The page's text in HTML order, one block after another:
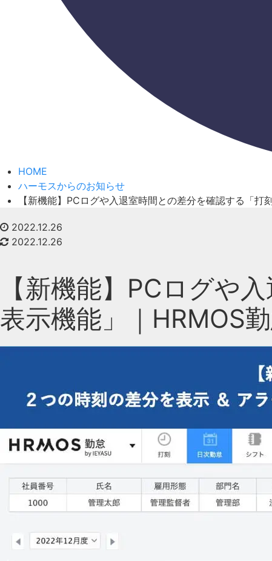
HOME
ハーモスからのお知らせ
【新機能】PCログや入退室時間との差分を確認する「打
2022.12.26
2022.12.26
【新機能】PCログや
表示機能」｜HRMOS